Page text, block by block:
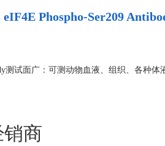
eIF4E Phospho-Ser209
测试面广：可测动物血液、组织、各种
商